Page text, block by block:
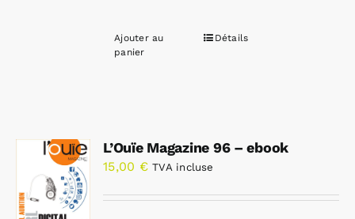
Ajouter au
panier
Détails
L’Ouïe Magazine 96 – ebook
15,00 € TVA incluse